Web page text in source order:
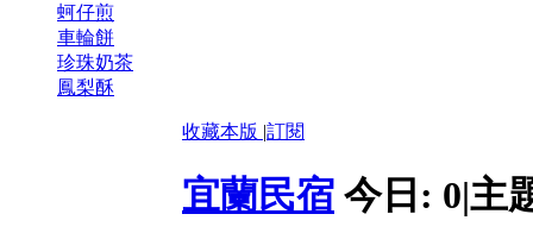
蚵仔煎
車輪餅
珍珠奶茶
鳳梨酥
收藏本版 |訂閱
宜蘭民宿 今日: 0|主